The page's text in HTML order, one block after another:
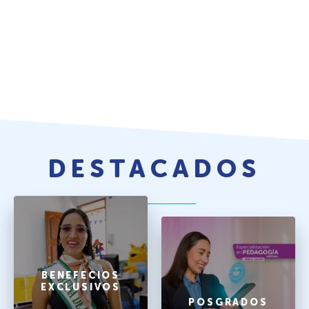
DESTACADOS
BENEFECIOS
EXCLUSIVOS
POSGRADOS